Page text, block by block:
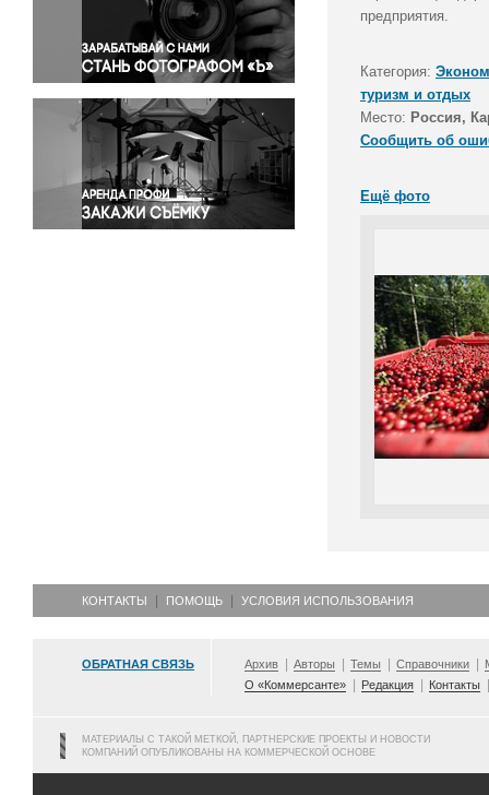
Правосудие
Происшествия и конфликты
Религия
Светская жизнь
Спорт
Экология
Экономика и бизнес
предприятия.
Категория:
туризм и отдых
Место: Россия,
Сообщить об
Ещё фото
КОНТАКТЫ ПОМОЩЬ УСЛОВИЯ ИСПОЛЬЗОВАНИЯ
ОБРАТНАЯ СВЯЗЬ Архив Авторы Темы Справочники
О «Коммерсанте»
Редакция Контакты
МАТЕРИАЛЫ С ТАКОЙ МЕТКОЙ, ПАРТНЕРСКИЕ ПРОЕКТЫ И НОВОСТИ
КОМПАНИЙ ОПУБЛИКОВАНЫ НА КОММЕРЧЕСКОЙ ОСНОВЕ